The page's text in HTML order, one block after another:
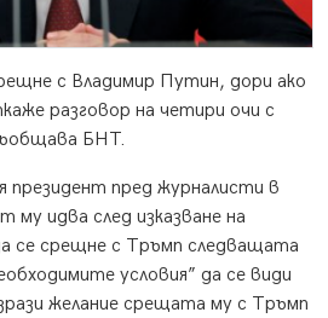
с Владимир Путин, дори ако
разговор на четири очи с
БНТ.
президент пред журналисти в
идва след изказване на
се срещне с Тръмп следващата
условия” да се види
желание срещата му с Тръмп